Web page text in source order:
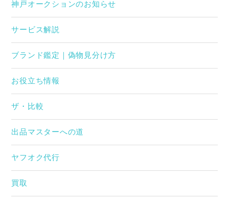
神戸オークションのお知らせ
サービス解説
ブランド鑑定｜偽物見分け方
お役立ち情報
ザ・比較
出品マスターへの道
ヤフオク代行
買取